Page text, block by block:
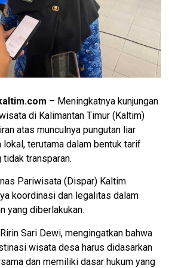
– Meningkatnya kunjungan
di Kalimantan Timur (Kaltim)
atas munculnya pungutan liar
terutama dalam bentuk tarif
transparan.
Pariwisata (Dispar) Kaltim
koordinasi dan legalitas dalam
yang diberlakukan.
Sari Dewi, mengingatkan bahwa
wisata desa harus didasarkan
dan memiliki dasar hukum yang